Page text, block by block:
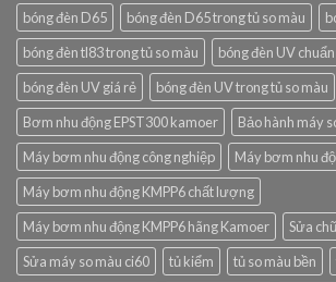
bóng đèn D65 bóng đèn D65 trong tủ so màu
bóng đèn tl83 trong tủ so màu
bóng đèn UV chuẩn
bóng đèn UV giá rẻ
bóng đèn UV trong tủ so màu
Bơm nhu động EPST300 kamoer
Bảo hành máy
Máy bơm nhu động công nghiệp
Máy bơm nhu
Máy bơm nhu động KMPP6 chất lượng
Máy bơm nhu động KMPP6 hãng Kamoer
Sửa
Sửa máy so màu ci60
tủ kiểm tủ so màu bền